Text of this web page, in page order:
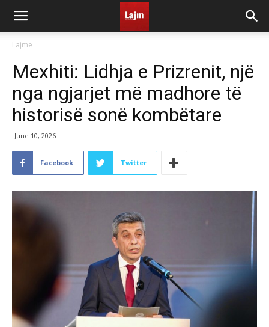
Lajme
Mexhiti: Lidhja e Prizrenit, një
nga ngjarjet më madhore të
historisë sonë kombëtare
June 10, 2026
Facebook Twitter